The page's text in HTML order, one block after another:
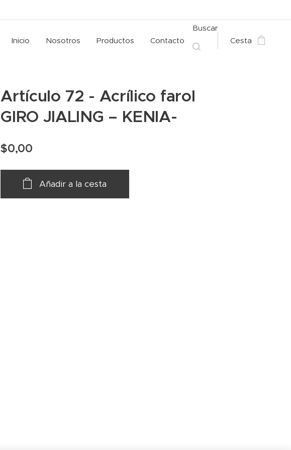
Inicio Nosotros Productos Contacto
Buscar
Cesta
Artículo 72 - Acrílico farol
GIRO JIALING – KENIA-
$0,00
Añadir a la cesta